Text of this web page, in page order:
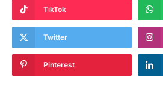
TikTok
Twitter
Pinterest